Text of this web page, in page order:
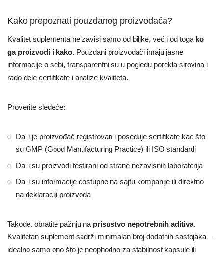
Kako prepoznati pouzdanog proizvođača?
Kvalitet suplementa ne zavisi samo od biljke, već i od toga ko
ga proizvodi i kako. Pouzdani proizvođači imaju jasne
informacije o sebi, transparentni su u pogledu porekla sirovina i
rado dele certifikate i analize kvaliteta.
Proverite sledeće:
Da li je proizvođač registrovan i poseduje sertifikate kao što
su GMP (Good Manufacturing Practice) ili ISO standardi
Da li su proizvodi testirani od strane nezavisnih laboratorija
Da li su informacije dostupne na sajtu kompanije ili direktno
na deklaraciji proizvoda
Takođe, obratite pažnju na prisustvo nepotrebnih aditiva.
Kvalitetan suplement sadrži minimalan broj dodatnih sastojaka –
idealno samo ono što je neophodno za stabilnost kapsule ili